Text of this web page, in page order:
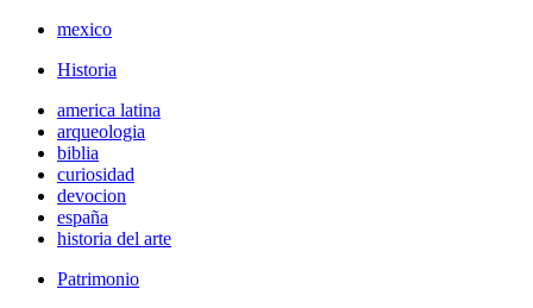
mexico
Historia
america latina
arqueologia
biblia
curiosidad
devocion
españa
historia del arte
Patrimonio